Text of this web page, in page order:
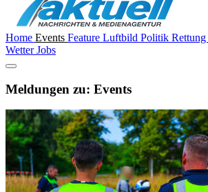
Home Events Feature Luftbild Politik Rettung
WetterJobs
Meldungen zu: Events